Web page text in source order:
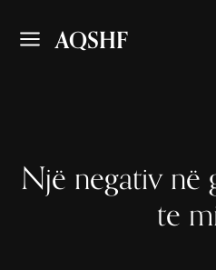
AQSHF
Një negativ në
te